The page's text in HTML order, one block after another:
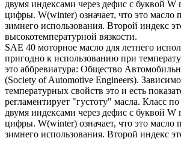
двумя индексами через дефис с буквой W
цифры. W(winter) означает, что это масло
зимнего использования. Второй индекс
высокотемпературной вязкости.
SAE 40 моторное масло для летнего
пригодно к использованию при
это аббревиатура: Общество
(Society of Automotive Engineers).
температурных свойств это и есть
регламентирует "густоту" масла. Класс
двумя индексами через дефис с буквой W
цифры. W(winter) означает, что это масло
зимнего использования. Второй индекс